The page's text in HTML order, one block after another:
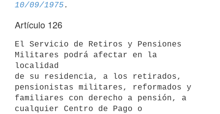
10/09/1975
Artículo 126
El Servicio de Retiros y Pensiones
Militares podrá afectar en la
localidad
de su residencia, a los retirados,
pensionistas militares, reformados y
familiares con derecho a pensión, a
cualquier Centro de Pago o